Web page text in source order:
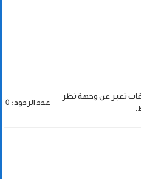
تعبر عن وجهة نظر
عدد الردود: 0